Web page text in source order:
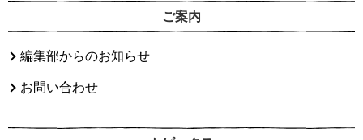
ご案内
編集部からのお知らせ
お問い合わせ